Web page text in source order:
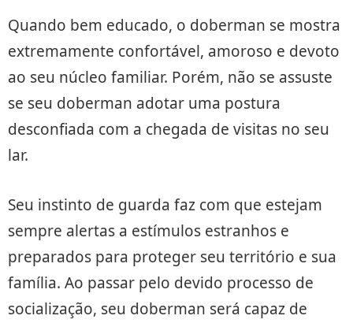
Quando bem educado, o doberman se mostra
extremamente confortável, amoroso e devoto
ao seu núcleo familiar. Porém, não se assuste
se seu doberman adotar uma postura
desconfiada com a chegada de visitas no seu
lar.
Seu instinto de guarda faz com que estejam
sempre alertas a estímulos estranhos e
preparados para proteger seu território e sua
família. Ao passar pelo devido processo de
socialização, seu doberman será capaz de